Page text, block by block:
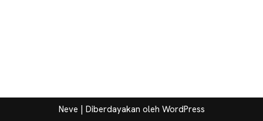
Neve | Diberdayakan oleh WordPress